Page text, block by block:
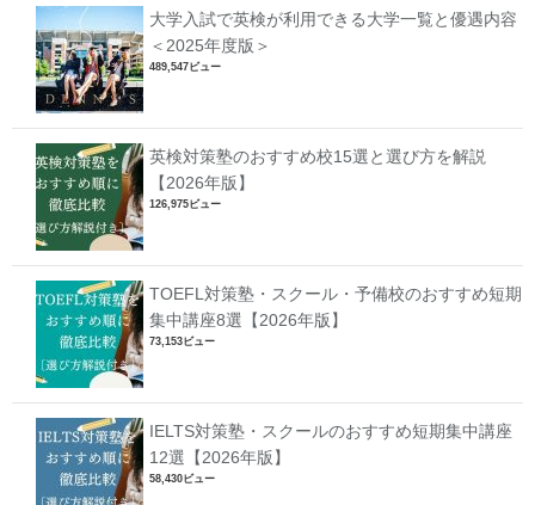
大学入試で英検が利用できる大学一覧と優遇内容
＜2025年度版＞
489,547ビュー
英検対策塾のおすすめ校15選と選び方を解説
【2026年版】
126,975ビュー
TOEFL対策塾・スクール・予備校のおすすめ短期
集中講座8選【2026年版】
73,153ビュー
IELTS対策塾・スクールのおすすめ短期集中講座
12選【2026年版】
58,430ビュー